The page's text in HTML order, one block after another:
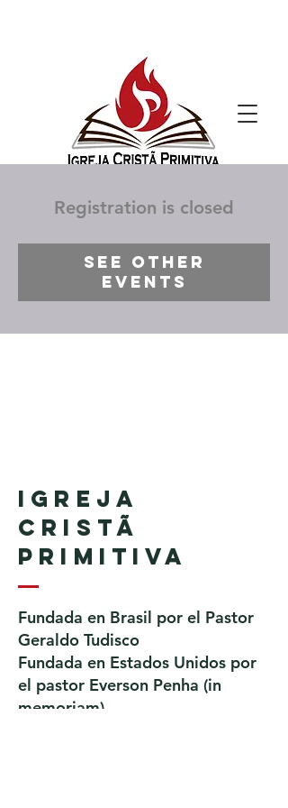
Registration is closed
See other
events
Igreja
Cristã
Primitiva
Fundada en Brasil por el Pastor
Geraldo Tudisco
Fundada en Estados Unidos por
el pastor Everson Penha ​(in
memoriam)